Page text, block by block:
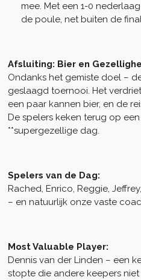
mee. Met een 1-0
de poule, net buiten de
Afsluiting: Bier en
Ondanks het gemiste doel –
geslaagd toernooi. Het
een paar kannen bier, en de
De spelers keken terug op
**supergezellige dag.
Spelers van de Dag:
Rached, Enrico, Reggie,
– en natuurlijk onze vaste
Most Valuable Player:
Dennis van der Linden – een
stopte die andere keepers